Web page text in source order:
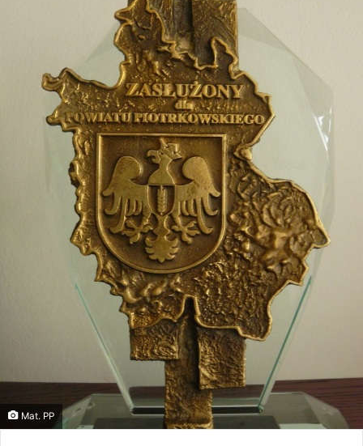
Mat. PP